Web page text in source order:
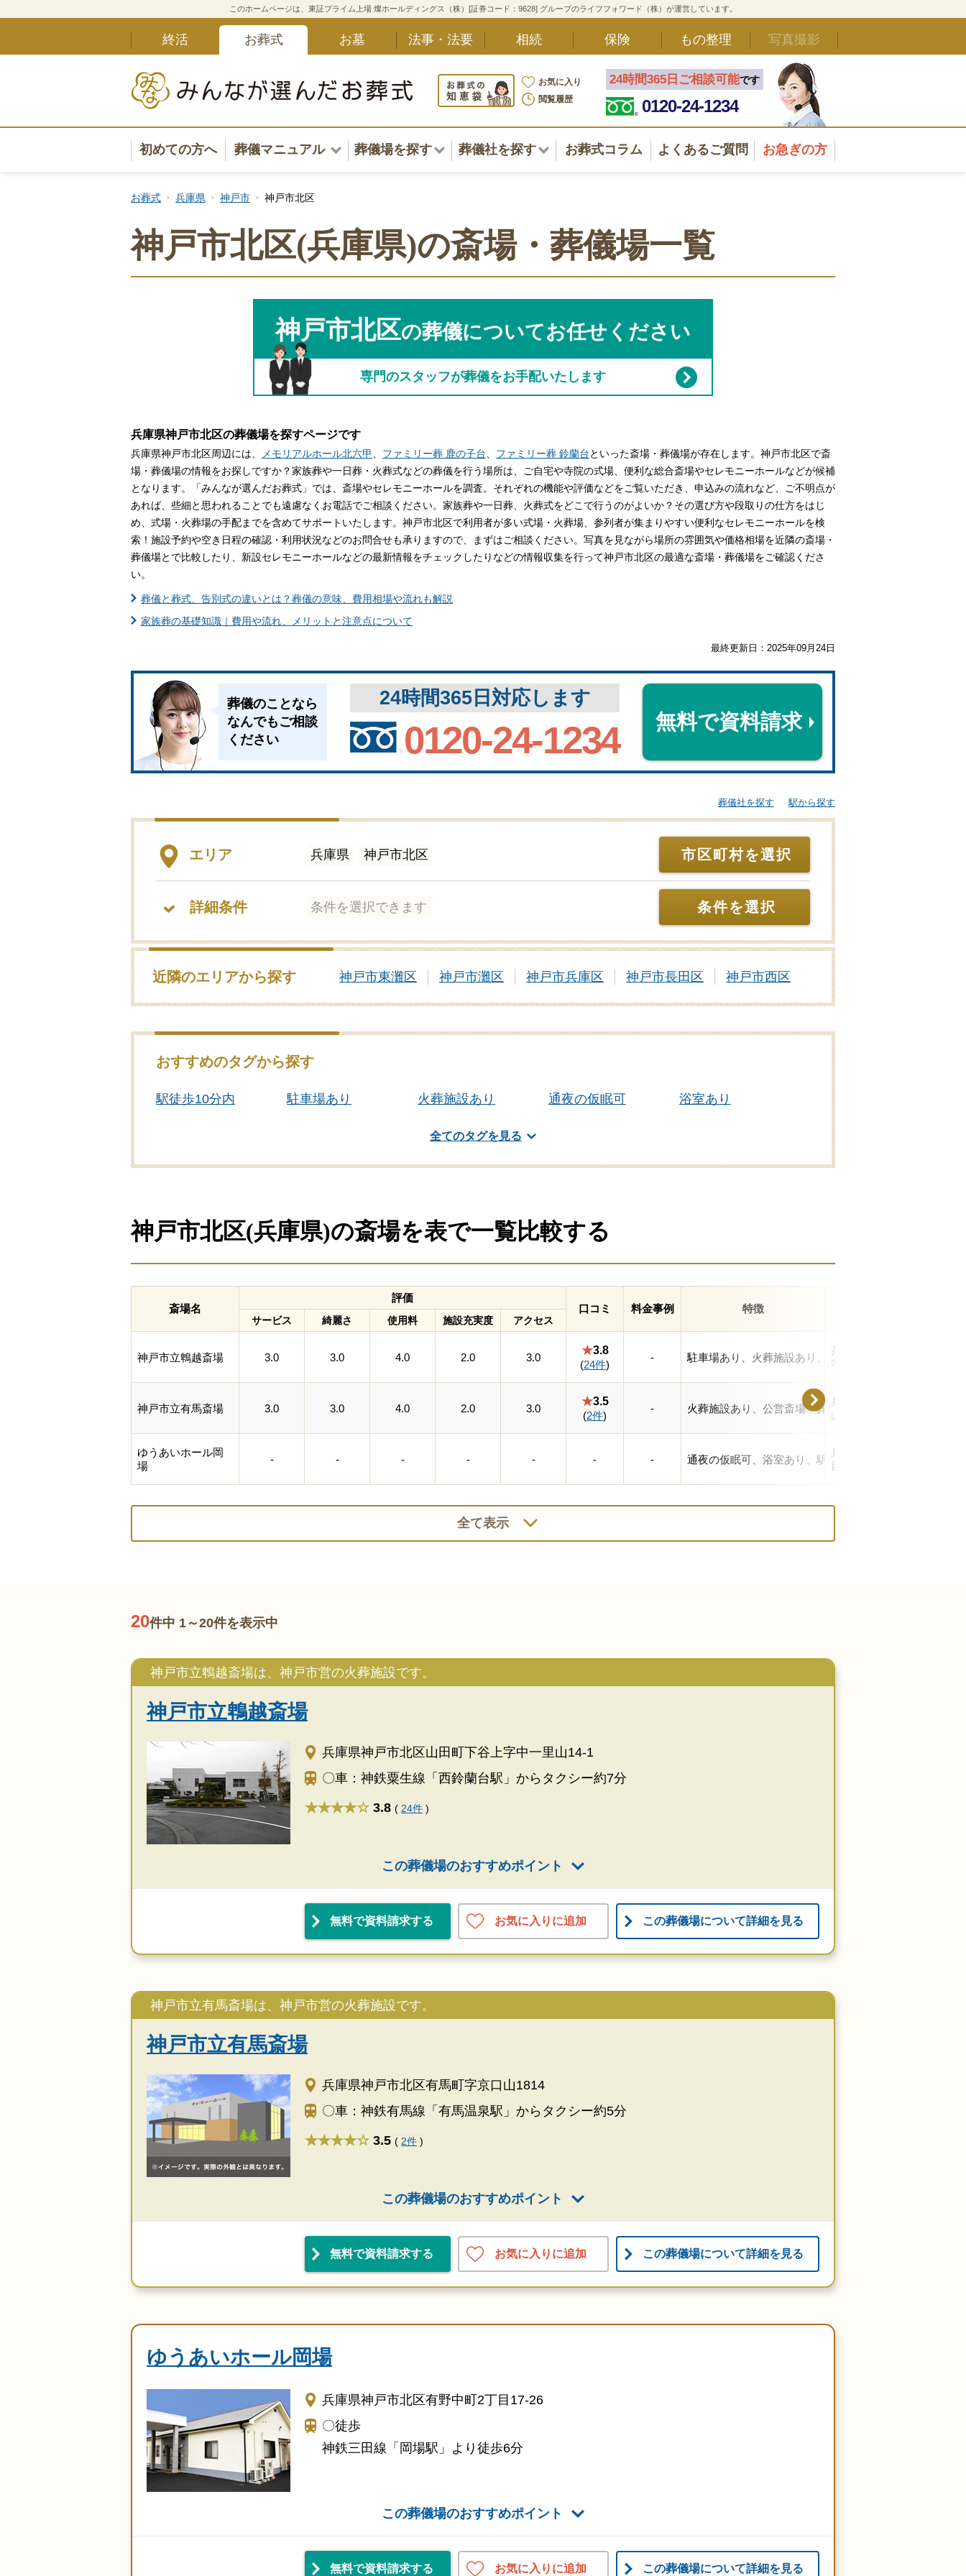
このホームページは、東証プライム上場 燦ホールディングス（株）[証券コード：9628] グループのライフフォワード（株）が運営しています。
終活 お葬式 お墓 法事・法要 相続 保険 もの整理 写真撮影
お気に入り
閲覧履歴
24時間365日ご相談可能です
0120-24-1234
初めての方へ 葬儀マニュアル
葬儀マニュアル一覧
葬儀安心サポート
葬儀の準備〜葬儀後まで
葬儀の選び方
家族葬とは
葬儀費用の平均相場
葬儀場を探す
東北・甲信越・北陸
関東
中部・東海
関西
中国・四国
葬儀社を探す
東北・甲信越・北陸
関東
中部・東海
関西
中国・四国
お葬式コラム よくあるご質問 お急ぎの方
お葬式 兵庫県 神戸市 神戸市北区
神戸市北区(兵庫県)の斎場・葬儀場一覧
神戸市北区の葬儀についてお任せください
専門のスタッフが葬儀をお手配いたします
兵庫県神戸市北区の葬儀場を探すページです
兵庫県神戸市北区周辺には、 メモリアルホール北六甲 ファミリー葬 鹿の子台 ファミリー葬 鈴蘭台といった斎場・葬儀場が存在します。神戸市北区で斎
場・葬儀場の情報をお探しですか？家族葬や一日葬・火葬式などの葬儀を行う場所は、ご自宅や寺院の式場、便利な総合斎場やセレモニーホールなどが候補
となります。「みんなが選んだお葬式」では、斎場やセレモニーホールを調査。それぞれの機能や評価などをご覧いただき、申込みの流れなど、ご不明点が
あれば、些細と思われることでも遠慮なくお電話でご相談ください。家族葬や一日葬、火葬式をどこで行うのがよいか？その選び方や段取りの仕方をはじ
め、式場・火葬場の手配までを含めてサポートいたします。神戸市北区で利用者が多い式場・火葬場、参列者が集まりやすい便利なセレモニーホールを検
索！施設予約や空き日程の確認・利用状況などのお問合せも承りますので、まずはご相談ください。写真を見ながら場所の雰囲気や価格相場を近隣の斎場・
葬儀場とで比較したり、新設セレモニーホールなどの最新情報をチェックしたりなどの情報収集を行って神戸市北区の最適な斎場・葬儀場をご確認くださ
い。
葬儀と葬式、告別式の違いとは？葬儀の意味、費用相場や流れも解説
家族葬の基礎知識｜費用や流れ、メリットと注意点について
最終更新日： 2025年09月24日
葬儀のことなら
なんでもご相談
ください
24時間365日対応します
0120-24-1234 無料で資料請求
葬儀社を探す 駅から探す
エリア 兵庫県 神戸市北区 市区町村を選択
詳細条件 条件を選択できます 条件を選択
近隣のエリアから探す 神戸市東灘区 神戸市灘区 神戸市兵庫区 神戸市長田区 神戸市西区
おすすめのタグから探す
駅徒歩10分内 駐車場あり 火葬施設あり 通夜の仮眠可 浴室あり
全てのタグを見る
神戸市北区(兵庫県)の斎場を表で一覧比較する
斎場名
評価
口コミ
料金事例 特徴
サービス 綺麗さ 使用料 施設充実度 アクセス
神戸市立鵯越斎場 3.0 3.0 4.0 2.0 3.0
★3.8
(24件)
- 駐車場あり、火葬施設あり、公営斎場・葬儀場
兵庫県神戸市北区山田町下
字中一里山14-1
神戸市立有馬斎場 3.0 3.0 4.0 2.0 3.0
★3.5
(2件)
- 火葬施設あり、公営斎場・葬儀場
兵庫県神戸市北区有馬町字
山1814
ゆうあいホール岡
場
- - - - - - - 通夜の仮眠可、浴室あり、駅徒歩10分内、駐車場あり、
兵庫県神戸市北区有野中町
目17-26
全て表示
20件中 1～20件を表示中
神戸市立鵯越斎場は、神戸市営の火葬施設です。
神戸市立鵯越斎場
兵庫県神戸市北区山田町下谷上字中一里山14-1
〇車：神鉄粟生線「西鈴蘭台駅」からタクシー約7分
★★★★ 3.8 ( 24件 )
この葬儀場のおすすめポイント
無料で資料請求する お気に入りに追加 この葬儀場について詳細を見る
神戸市立有馬斎場は、神戸市営の火葬施設です。
神戸市立有馬斎場
兵庫県神戸市北区有馬町字京口山1814
〇車：神鉄有馬線「有馬温泉駅」からタクシー約5分
★★★★ 3.5 ( 2件 )
この葬儀場のおすすめポイント
無料で資料請求する お気に入りに追加 この葬儀場について詳細を見る
ゆうあいホール岡場
兵庫県神戸市北区有野中町2丁目17-26
〇徒歩
神鉄三田線「岡場駅」より徒歩6分
この葬儀場のおすすめポイント
無料で資料請求する お気に入りに追加 この葬儀場について詳細を見る